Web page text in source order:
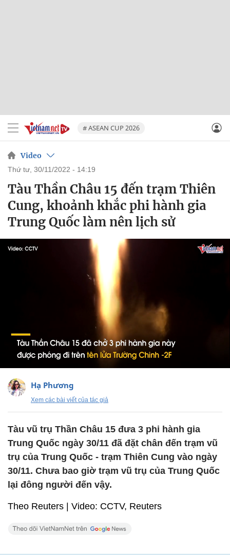
# ASEAN CUP 2026
Video
thứ tư, 30/11/2022 - 14:19
Tàu Thần Châu 15 đến trạm Thiên
Cung, khoảnh khắc phi hành gia
Trung Quốc làm nên lịch sử
Hạ Phương
Xem các bài viết của tác giả
Tàu vũ trụ Thần Châu 15 đưa 3 phi hành gia
Trung Quốc ngày 30/11 đã đặt chân đến trạm vũ
trụ của Trung Quốc - trạm Thiên Cung vào ngày
30/11. Chưa bao giờ trạm vũ trụ của Trung Quốc
lại đông người đến vậy.
Theo Reuters | Video: CCTV, Reuters